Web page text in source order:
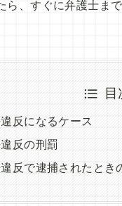
、すぐに弁護士まで
目
反になるケース
反の刑罰
反で逮捕されたとき